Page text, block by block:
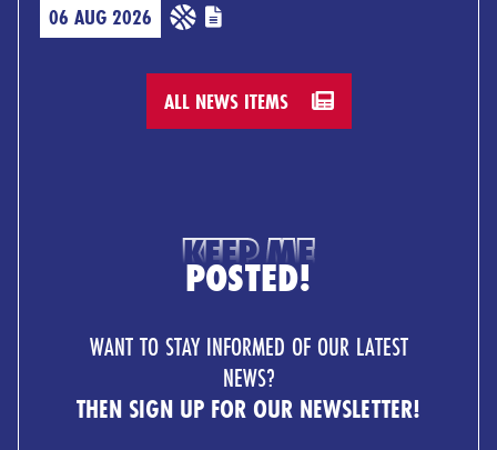
06 AUG 2026
ALL NEWS ITEMS
KEEP ME
POSTED!
WANT TO STAY INFORMED OF OUR LATEST
NEWS?
THEN SIGN UP FOR OUR NEWSLETTER!